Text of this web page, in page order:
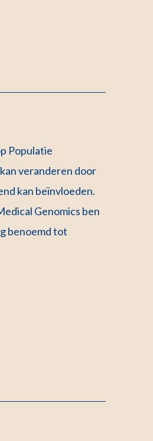
Populatie
veranderen door
kan beïnvloeden.
Genomics ben
benoemd tot